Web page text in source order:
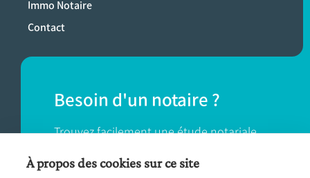
Immo Notaire
Contact
Besoin d'un notaire ?
Trouvez facilement une étude notariale
près de chez vous.
À propos des cookies sur ce site